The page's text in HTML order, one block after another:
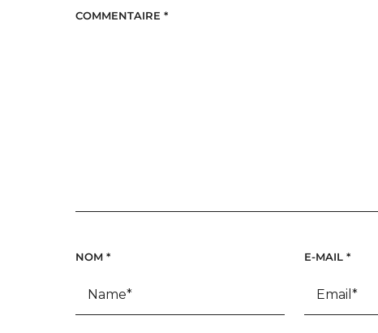
COMMENTAIRE *
NOM * E-MAIL*